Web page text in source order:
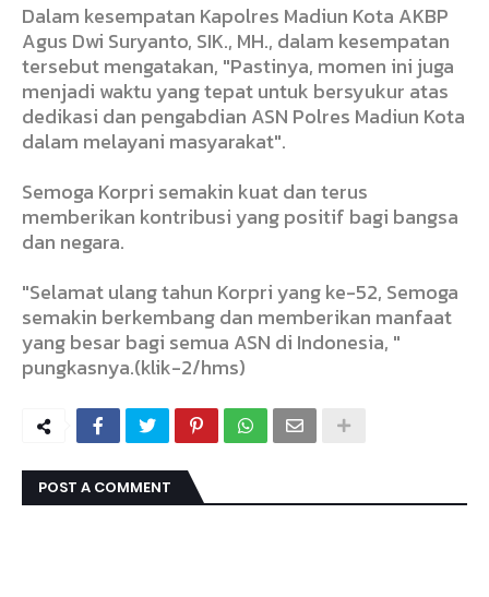
Dalam kesempatan Kapolres Madiun Kota AKBP
Agus Dwi Suryanto, SIK., MH., dalam kesempatan
tersebut mengatakan, "Pastinya, momen ini juga
menjadi waktu yang tepat untuk bersyukur atas
dedikasi dan pengabdian ASN Polres Madiun Kota
dalam melayani masyarakat".
Semoga Korpri semakin kuat dan terus
memberikan kontribusi yang positif bagi bangsa
dan negara.
"Selamat ulang tahun Korpri yang ke-52, Semoga
semakin berkembang dan memberikan manfaat
yang besar bagi semua ASN di Indonesia, "
pungkasnya.(klik-2/hms)
POST A COMMENT